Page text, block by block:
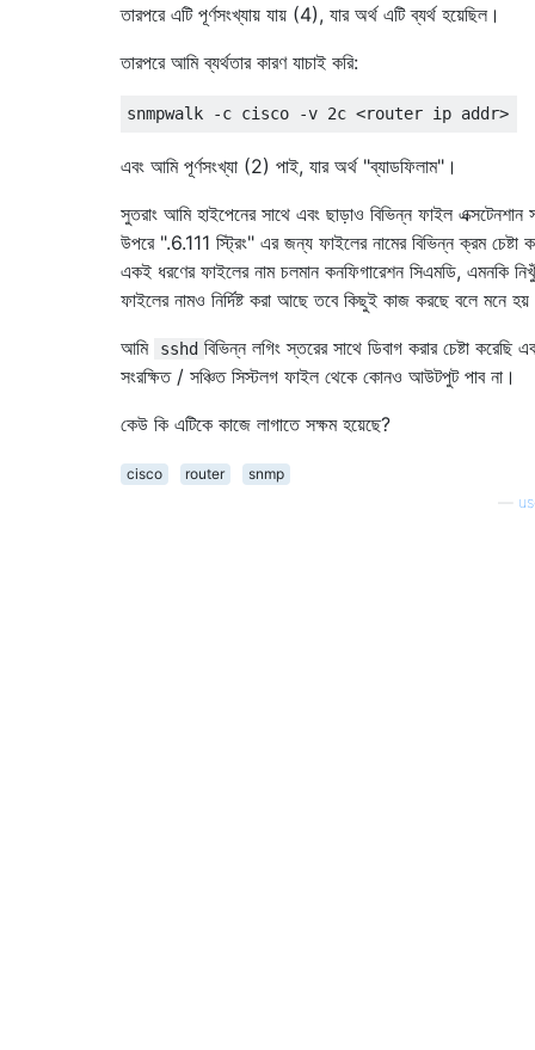
তারপরে এটি পূর্ণসংখ্যায় যায় (4), যার অর্থ এটি ব্যর্থ হয়েছিল।
তারপরে আমি ব্যর্থতার কারণ যাচাই করি:
এবং আমি পূর্ণসংখ্যা (2) পাই, যার অর্থ "ব্যাডফিলাম"।
সুতরাং আমি হাইপেনের সাথে এবং ছাড়াও বিভিন্ন ফাইল এক্সটেনশান
উপরে ".6.111 স্ট্রিং" এর জন্য ফাইলের নামের বিভিন্ন ক্রম চেষ্টা
একই ধরণের ফাইলের নাম চলমান কনফিগারেশন সিএমডি, এমনকি
ফাইলের নামও নির্দিষ্ট করা আছে তবে কিছুই কাজ করছে বলে মনে
আমি
sshd বিভিন্ন লগিং স্তরের সাথে ডিবাগ করার চেষ্টা করেছি
সংরক্ষিত / সঞ্চিত সিস্টলগ ফাইল থেকে কোনও আউটপুট পাব না।
কেউ কি এটিকে কাজে লাগাতে সক্ষম হয়েছে?
cisco router
snmp